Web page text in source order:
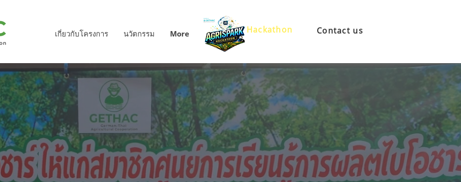
เกี่ยวกับโครงการ นวัตกรรม More Contact us
Hackathon